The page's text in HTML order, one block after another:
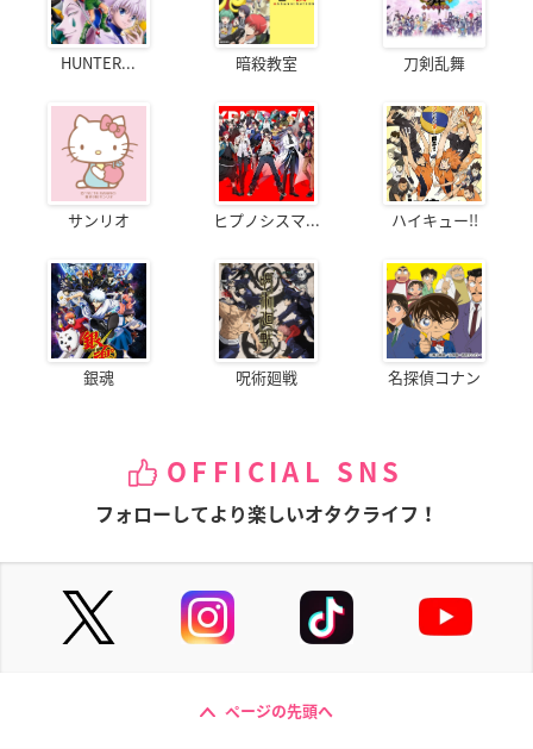
HUNTER... 暗殺教室 刀剣乱舞
サンリオ ヒプノシスマ... ハイキュー!!
銀魂 呪術廻戦 名探偵コナン
OFFICIAL SNS
フォローしてより楽しいオタクライフ！
ページの先頭へ